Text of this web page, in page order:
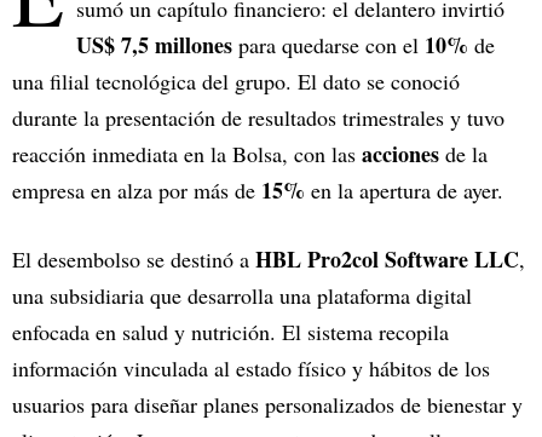
sumó un capítulo financiero: el delantero invirtió
US$ 7,5 millones para quedarse con el 10% de
una filial tecnológica del grupo. El dato se conoció
durante la presentación de resultados trimestrales y tuvo
reacción inmediata en la Bolsa, con las acciones de la
empresa en alza por más de 15% en la apertura de ayer.
El desembolso se destinó a HBL Pro2col Software LLC,
una subsidiaria que desarrolla una plataforma digital
enfocada en salud y nutrición. El sistema recopila
información vinculada al estado físico y hábitos de los
usuarios para diseñar planes personalizados de bienestar y